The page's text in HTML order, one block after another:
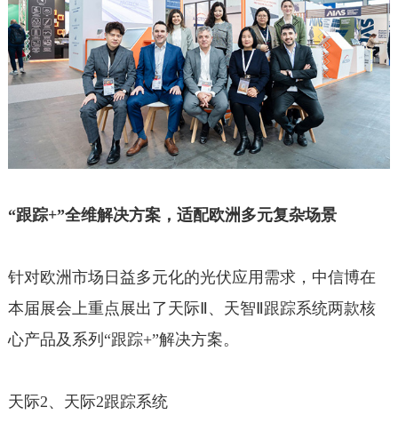
“跟踪+”全维解决方案，适配欧洲多元复杂场景
针对欧洲市场日益多元化的光伏应用需求，中信博在
本届展会上重点展出了天际Ⅱ、天智Ⅱ跟踪系统两款核
心产品及系列“跟踪+”解决方案。
天际2、天际2跟踪系统